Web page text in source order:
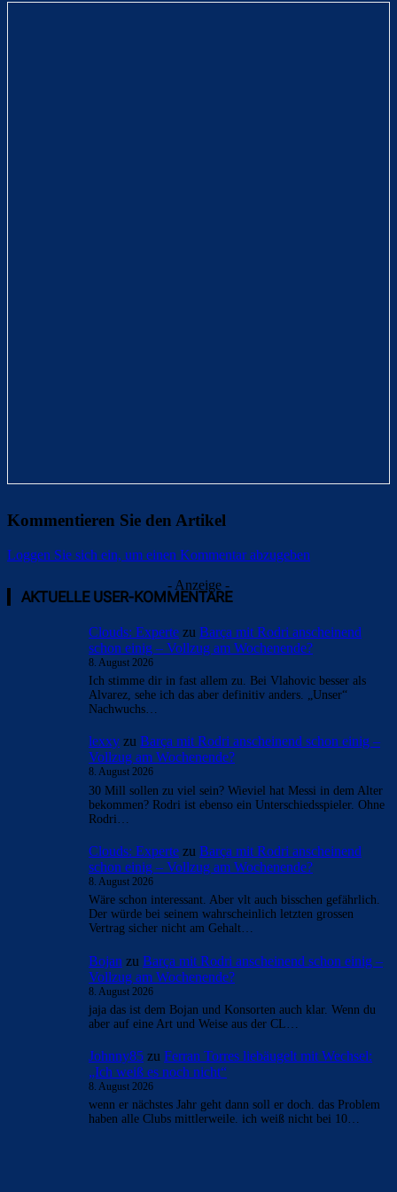
Kommentieren Sie den Artikel
Loggen Sie sich ein, um einen Kommentar abzugeben
- Anzeige -
AKTUELLE USER-KOMMENTARE
Clouds: Experte zu Barça mit Rodri anscheinend
schon einig – Vollzug am Wochenende?
8. August 2026
Ich stimme dir in fast allem zu. Bei Vlahovic besser als
Alvarez, sehe ich das aber definitiv anders. „Unser“
Nachwuchs…
lexxy zu Barça mit Rodri anscheinend schon einig –
Vollzug am Wochenende?
8. August 2026
30 Mill sollen zu viel sein? Wieviel hat Messi in dem Alter
bekommen? Rodri ist ebenso ein Unterschiedsspieler. Ohne
Rodri…
Clouds: Experte zu Barça mit Rodri anscheinend
schon einig – Vollzug am Wochenende?
8. August 2026
Wäre schon interessant. Aber vlt auch bisschen gefährlich.
Der würde bei seinem wahrscheinlich letzten grossen
Vertrag sicher nicht am Gehalt…
Bojan zu Barça mit Rodri anscheinend schon einig –
Vollzug am Wochenende?
8. August 2026
jaja das ist dem Bojan und Konsorten auch klar. Wenn du
aber auf eine Art und Weise aus der CL…
Johnny85 zu Ferran Torres liebäugelt mit Wechsel:
„Ich weiß es noch nicht“
8. August 2026
wenn er nächstes Jahr geht dann soll er doch. das Problem
haben alle Clubs mittlerweile. ich weiß nicht bei 10…